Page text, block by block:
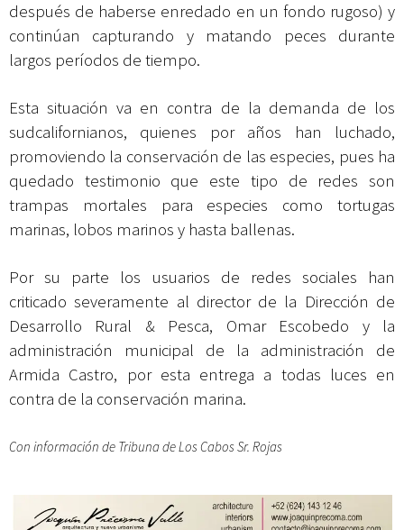
después de haberse enredado en un fondo rugoso) y
continúan capturando y matando peces durante
largos períodos de tiempo.
Esta situación va en contra de la demanda de los
sudcalifornianos, quienes por años han luchado,
promoviendo la conservación de las especies, pues ha
quedado testimonio que este tipo de redes son
trampas mortales para especies como tortugas
marinas, lobos marinos y hasta ballenas.
Por su parte los usuarios de redes sociales han
criticado severamente al director de la Dirección de
Desarrollo Rural & Pesca, Omar Escobedo y la
administración municipal de la administración de
Armida Castro, por esta entrega a todas luces en
contra de la conservación marina.
Con información de Tribuna de Los Cabos Sr. Rojas